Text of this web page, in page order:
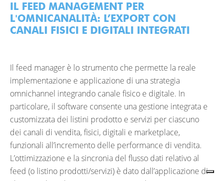
IL FEED MANAGEMENT PER
L'OMNICANALITÀ: L’EXPORT CON
CANALI FISICI E DIGITALI INTEGRATI
Il feed manager è lo strumento che permette la reale
implementazione e applicazione di una strategia
omnichannel integrando canale fisico e digitale. In
particolare, il software consente una gestione integrata e
customizzata dei listini prodotto e servizi per ciascuno
dei canali di vendita, fisici, digitali e marketplace,
funzionali all’incremento delle performance di vendita.
L’ottimizzazione e la sincronia del flusso dati relativo al
feed (o listino prodotti/servizi) è dato dall’applicazione di